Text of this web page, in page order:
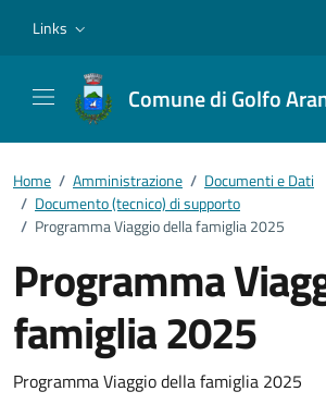
Links
Comune di Golfo
Home / Amministrazione / Documenti e Dati
/ Documento (tecnico) di supporto
/ Programma Viaggio della famiglia 2025
Programma
famiglia 2025
Dettagli del
Programma Viaggio della famiglia 2025